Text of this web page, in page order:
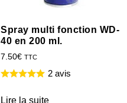
Spray multi fonction WD-
40 en 200 ml.
7.50€ TTC
2 avis
Lire la suite